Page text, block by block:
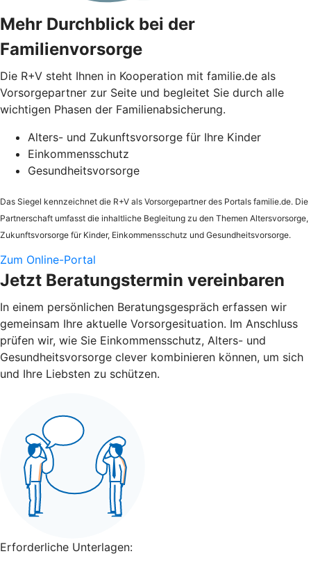
Mehr Durchblick bei der
Familienvorsorge
Die R+V steht Ihnen in Kooperation mit familie.de als
Vorsorgepartner zur Seite und begleitet Sie durch alle
wichtigen Phasen der Familienabsicherung.
Alters- und Zukunftsvorsorge für Ihre Kinder
Einkommensschutz
Gesundheitsvorsorge
Das Siegel kennzeichnet die R+V als Vorsorgepartner des Portals familie.de. Die
Partnerschaft umfasst die inhaltliche Begleitung zu den Themen Altersvorsorge,
Zukunftsvorsorge für Kinder, Einkommensschutz und Gesundheitsvorsorge.
Zum Online-Portal
Jetzt Beratungstermin vereinbaren
In einem persönlichen Beratungsgespräch erfassen wir
gemeinsam Ihre aktuelle Vorsorgesituation. Im Anschluss
prüfen wir, wie Sie Einkommensschutz, Alters- und
Gesundheitsvorsorge clever kombinieren können, um sich
und Ihre Liebsten zu schützen.
Erforderliche Unterlagen: